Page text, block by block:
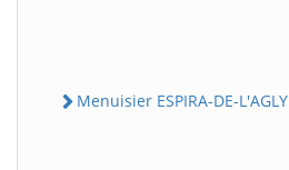
Menuisier ESPIRA-DE-L'AGLY